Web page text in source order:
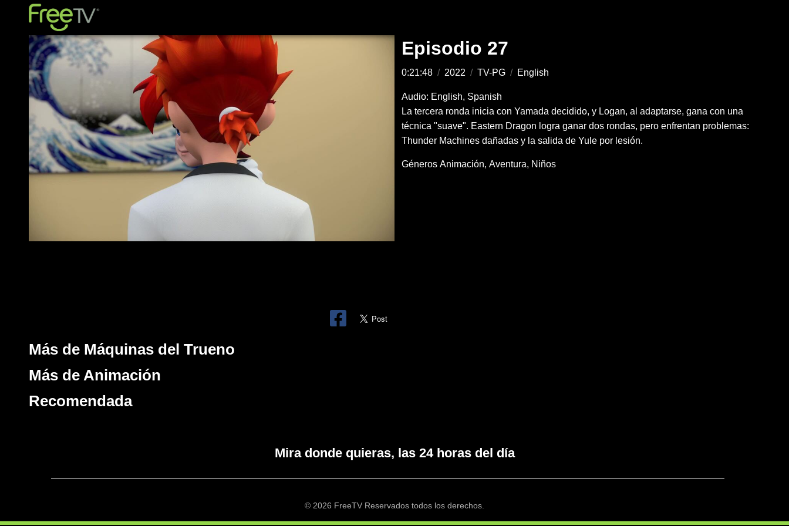
Episodio 27
0:21:48 / 2022 / TV-PG / English
Audio: English, Spanish
La tercera ronda inicia con Yamada decidido, y Logan, al adaptarse, gana con una
técnica "suave". Eastern Dragon logra ganar dos rondas, pero enfrentan problemas:
Thunder Machines dañadas y la salida de Yule por lesión.
Géneros Animación Aventura Niños
Más de Máquinas del Trueno
Más de Animación
Recomendada
Mira donde quieras, las 24 horas del día
© 2026 FreeTV Reservados todos los derechos.